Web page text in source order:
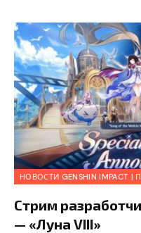
НОВОСТИ GENSHIN
Стрим
— «Луна VIII»